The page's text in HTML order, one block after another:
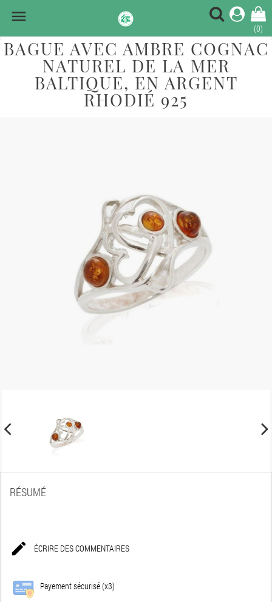

(0)
BAGUE AVEC AMBRE COGNAC
NATUREL DE LA MER
BALTIQUE, EN ARGENT
RHODIÉ 925
RÉSUMÉ
 ÉCRIRE DES COMMENTAIRES
Payement sécurisé (x3)